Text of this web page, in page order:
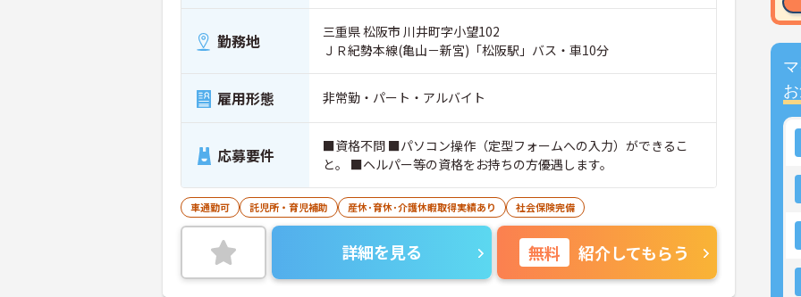
勤務地
三重県 松阪市 川井町字小望102
ＪＲ紀勢本線(亀山－新宮)「松阪駅」バス・車10分
雇用形態 非常勤・パート・アルバイト
応募要件
■資格不問 ■パソコン操作（定型フォームへの入力）ができるこ
と。 ■ヘルパー等の資格をお持ちの方優遇します。
車通勤可 託児所・育児補助 産休･育休･介護休暇取得実績あり 社会保険完備
詳細を見る 無料 紹介してもらう